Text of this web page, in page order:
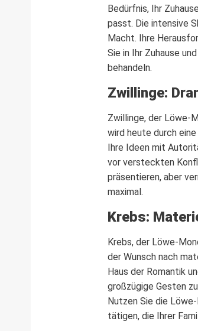
Bedürfnis, Ihr
passt. Die intensive
Macht. Ihre
Sie in Ihr Zuhause
behandeln.
Zwillinge:
Zwillinge, der Löwe-
wird heute durch
Ihre Ideen mit
vor versteckten
präsentieren, aber
maximal.
Krebs:
Krebs, der Löwe-
der Wunsch nach
Haus der Romantik
großzügige Gesten
Nutzen Sie die
tätigen, die Ihrer